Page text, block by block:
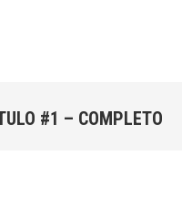
#1 – COMPLETO